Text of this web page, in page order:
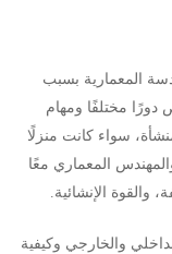
المعمارية بسبب
دورًا مختلفًا ومهام
سواء كانت منزلًا
المعماري معًا
والقوة الإنشائية.
والخارجي وكيفية